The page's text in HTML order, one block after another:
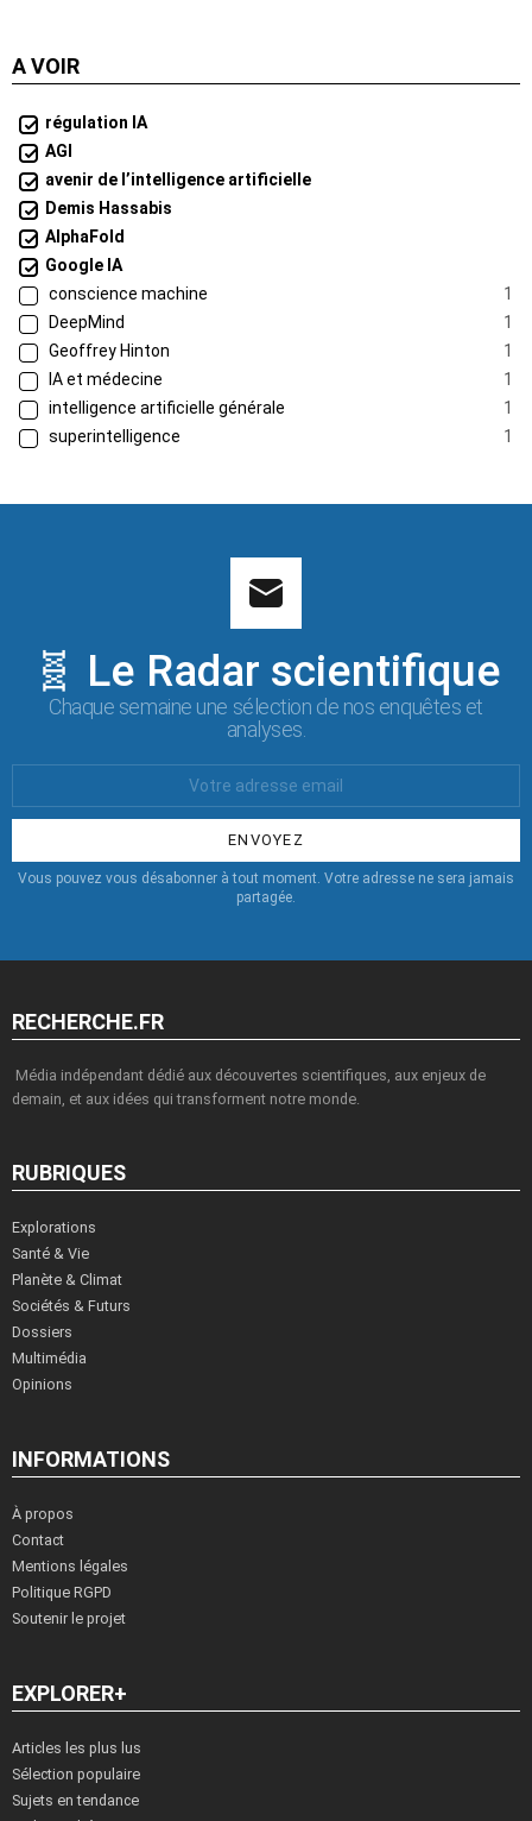
A VOIR
régulation IA
AGI
avenir de l’intelligence artificielle
Demis Hassabis
AlphaFold
Google IA
conscience machine
1
DeepMind
1
Geoffrey Hinton
1
IA et médecine
1
intelligence artificielle générale
1
superintelligence
1
🧬 Le Radar scientifique
Chaque semaine une sélection de nos enquêtes et
analyses.
:
Vous pouvez vous désabonner à tout moment. Votre adresse ne sera jamais
partagée.
RECHERCHE.FR
Média indépendant dédié aux découvertes scientifiques, aux enjeux de
demain, et aux idées qui transforment notre monde.
RUBRIQUES
Explorations
Santé & Vie
Planète & Climat
Sociétés & Futurs
Dossiers
Multimédia
Opinions
INFORMATIONS
À propos
Contact
Mentions légales
Politique RGPD
Soutenir le projet
EXPLORER+
Articles les plus lus
Sélection populaire
Sujets en tendance